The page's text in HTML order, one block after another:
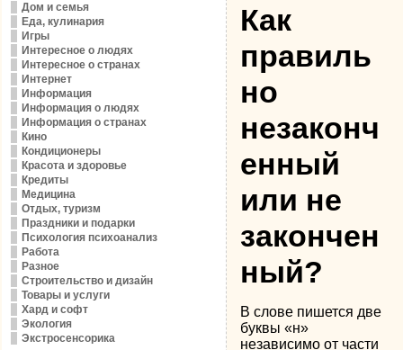
Дом и семья
Еда, кулинария
Игры
Интересное о людях
Интересное о странах
Интернет
Информация
Информация о людях
Информация о странах
Кино
Кондиционеры
Красота и здоровье
Кредиты
Медицина
Отдых, туризм
Праздники и подарки
Психология психоанализ
Работа
Разное
Строительство и дизайн
Товары и услуги
Хард и софт
Экология
Экстросенсорика
Как
правиль
но
незаконч
енный
или не
закончен
ный?
В слове пишется две
буквы «н»
независимо от части